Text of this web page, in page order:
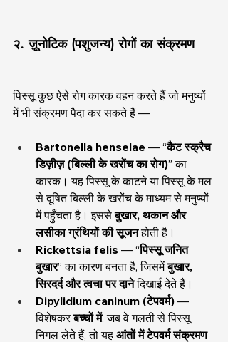
२. ज़ूनोटिक (पशुजन्य) रोगों का संक्रमण
पिस्सू कुछ ऐसे रोग कारक वहन करते हैं जो मनुष्यों
में भी संक्रमण पैदा कर सकते हैं —
Bartonella henselae — “कैट स्क्रैच
डिज़ीज़ (बिल्ली के खरोंच का रोग)” का
कारक। यह पिस्सू के काटने या पिस्सू के मल
से दूषित बिल्ली के खरोंच के माध्यम से मनुष्यों
में पहुँचता है। इससे बुखार, थकान और
लसीका ग्रंथियों की सूजन होती है।
Rickettsia felis — “पिस्सू जनित
बुखार” का कारण बनता है, जिसमें बुखार,
सिरदर्द और त्वचा पर दाने दिखाई देते हैं।
Dipylidium caninum (टेपवर्म) —
विशेषकर बच्चों में, जब वे गलती से पिस्सू
निगल लेते हैं, तो यह आंतों में टेपवर्म संक्रमण